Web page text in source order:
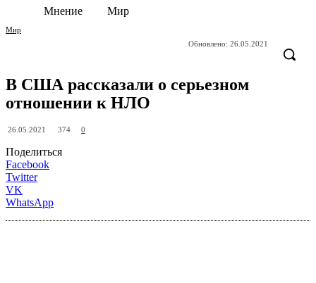
Мнение Мир
Мир
Обновлено: 26.05.2021
В США рассказали о серьезном
отношении к НЛО
26.05.2021 374 0
Поделиться
Facebook
Twitter
VK
WhatsApp